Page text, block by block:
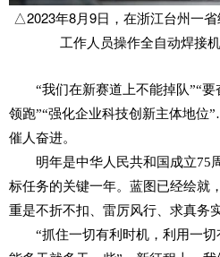
△2023年8月9日，在浙江台州一省
工作人员操作全自动焊接
“我们在新赛道上不能掉队”“要
领跑”“强化企业科技创新主体地
催人奋进。
明年是中华人民共和国成立75周
标任务的关键一年。蓝图已经绘就
重是不折不扣、雷厉风行、求真务
“抓住一切有利时机，利用一切